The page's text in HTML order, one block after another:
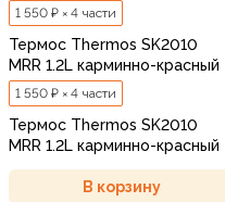
1 550 ₽ × 4 части
Термос Thermos SK2010
MRR 1.2L карминно-красный
1 550 ₽ × 4 части
Термос Thermos SK2010
MRR 1.2L карминно-красный
В корзину